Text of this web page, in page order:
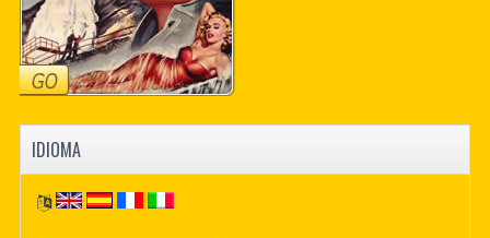
IDIOMA